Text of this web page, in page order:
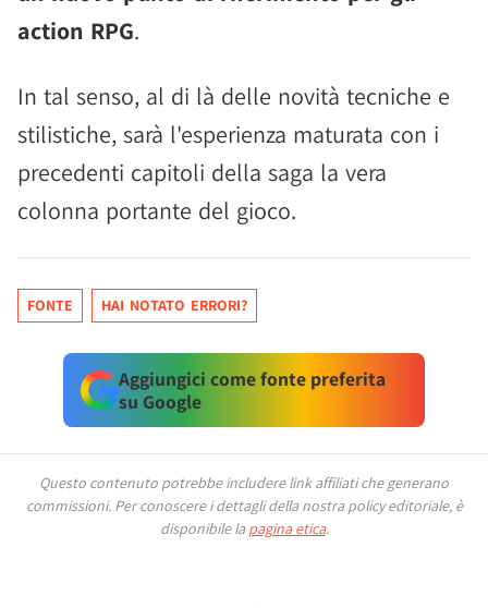
action RPG.
In tal senso, al di là delle novità tecniche e
stilistiche, sarà l'esperienza maturata con i
precedenti capitoli della saga la vera
colonna portante del gioco.
FONTE HAI NOTATO ERRORI?
Aggiungici come fonte preferita
su Google
Questo contenuto potrebbe includere link affiliati che generano
commissioni. Per conoscere i dettagli della nostra policy editoriale, è
disponibile la pagina etica.